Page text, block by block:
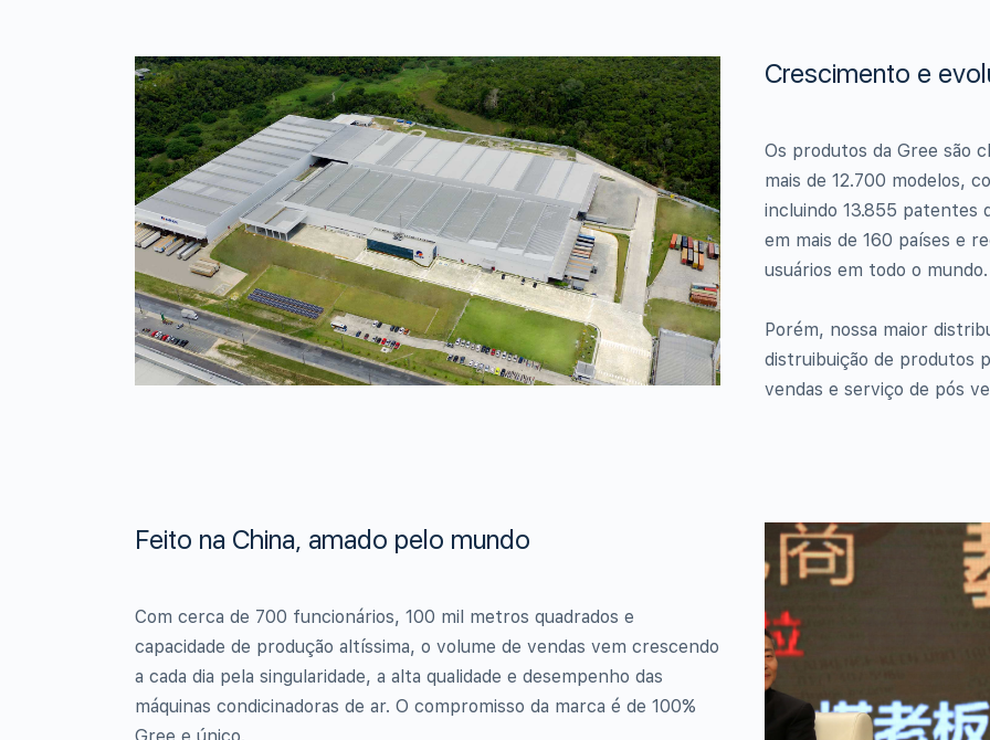
Crescimento e
Os produtos da Gree são
mais de 12.700 modelos,
incluindo 13.855 patentes
em mais de 160 países e
usuários em todo o mundo.
Porém, nossa maior
distruibuição de produtos
vendas e serviço de pós
Feito na China, amado pelo mundo
Com cerca de 700 funcionários, 100 mil metros quadrados e
capacidade de produção altíssima, o volume de vendas vem crescendo
a cada dia pela singularidade, a alta qualidade e desempenho das
máquinas condicinadoras de ar. O compromisso da marca é de 100%